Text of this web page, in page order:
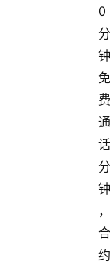
0
分
钟
免
费
通
话
分
钟
，
合
约